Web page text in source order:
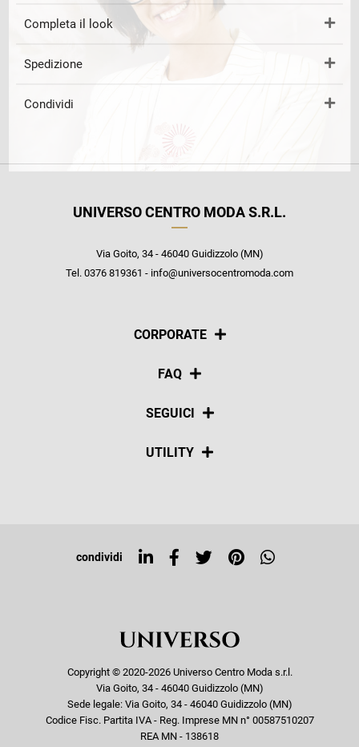
Completa il look
Spedizione
Condividi
UNIVERSO CENTRO MODA S.R.L.
Via Goito, 34 - 46040 Guidizzolo (MN)
Tel. 0376 819361 - info@universocentromoda.com
CORPORATE
Chi siamo
FAQ
Pagamenti
SEGUICI
Social
UTILITY
Top ricerche
condividi
Copyright © 2020-2026 Universo Centro Moda s.r.l.
Via Goito, 34 - 46040 Guidizzolo (MN)
Sede legale: Via Goito, 34 - 46040 Guidizzolo (MN)
Codice Fisc. Partita IVA - Reg. Imprese MN n° 00587510207
REA MN - 138618